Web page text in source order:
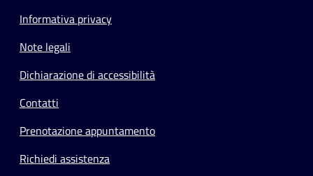
Informativa privacy
Note legali
Dichiarazione di accessibilità
Contatti
Prenotazione appuntamento
Richiedi assistenza